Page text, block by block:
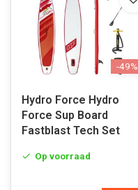
-49%
Hydro Force Hydro
Force Sup Board
Fastblast Tech Set
Op voorraad